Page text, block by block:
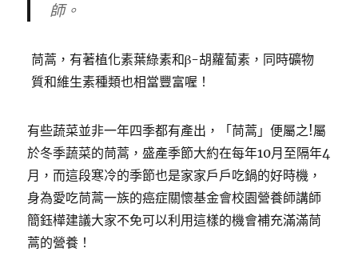
師。
茼蒿，有著植化素葉綠素和β-胡蘿蔔素，同時礦物
質和維生素種類也相當豐富喔！
有些蔬菜並非一年四季都有產出，「茼蒿」便屬之!屬
於冬季蔬菜的茼蒿，盛產季節大約在每年10月至隔年4
月，而這段寒冷的季節也是家家戶戶吃鍋的好時機，
身為愛吃茼蒿一族的癌症關懷基金會校園營養師講師
簡鈺樺建議大家不免可以利用這樣的機會補充滿滿茼
蒿的營養！